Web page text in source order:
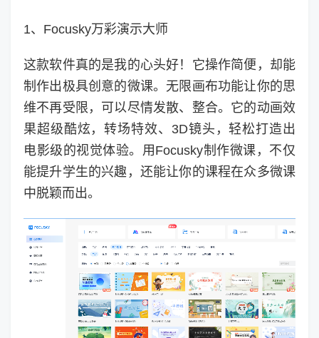
1、Focusky万彩演示大师
这款软件真的是我的心头好！它操作简便，却能
制作出极具创意的微课。无限画布功能让你的思
维不再受限，可以尽情发散、整合。它的动画效
果超级酷炫，转场特效、3D镜头，轻松打造出
电影级的视觉体验。用Focusky制作微课，不仅
能提升学生的兴趣，还能让你的课程在众多微课
中脱颖而出。